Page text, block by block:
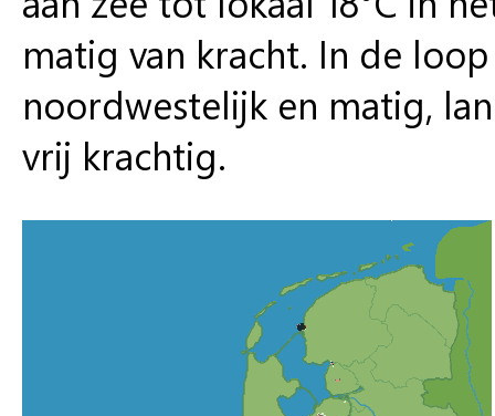
matig van kracht. In de
noordwestelijk en matig,
vrij krachtig.